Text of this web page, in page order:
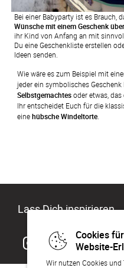
Cookies
Website-
Wir nutzen Cookies
Bei einer Babyparty ist es Brauch,
Wünsche mit einem Geschenk
ihr Kind von Anfang an mit
Du eine Geschenkliste erstellen
Ideen senden.
Wie wäre es zum Beispiel mit
jeder ein symbolisches
Selbstgemachtes oder etwas, das
Ihr entscheidet Euch für die
eine hübsche Windeltorte.
Lass Dich inspirieren